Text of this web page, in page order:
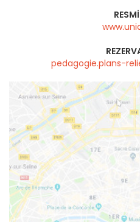
pedagogie.plans-